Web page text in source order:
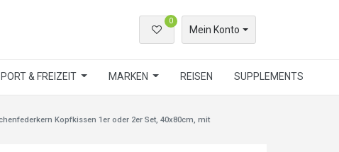
0
Mein Konto
& FREIZEIT MARKEN REISEN SUPPLEMENTS
Kopfkissen 1er oder 2er Set, 40x80cm, mit